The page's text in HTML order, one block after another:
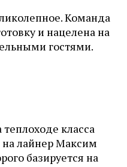
Команда
и нацелена на
гостями.
класса
лайнер Максим
базируется на